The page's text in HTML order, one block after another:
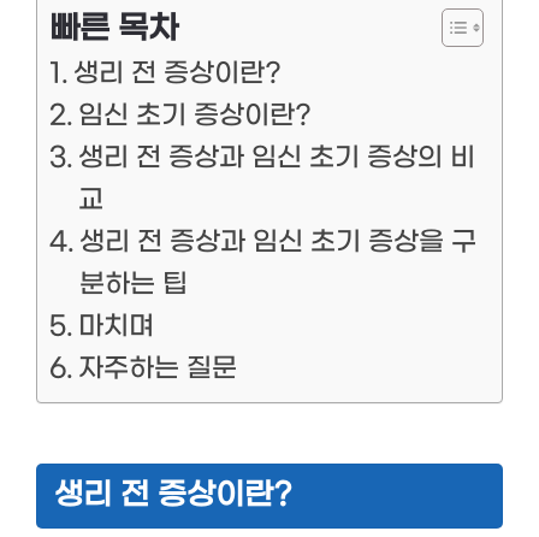
빠른 목차
생리 전 증상이란?
임신 초기 증상이란?
생리 전 증상과 임신 초기 증상의 비
교
생리 전 증상과 임신 초기 증상을 구
분하는 팁
마치며
자주하는 질문
생리 전 증상이란?